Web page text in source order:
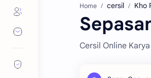
Home cersil Kho
Cersil Online